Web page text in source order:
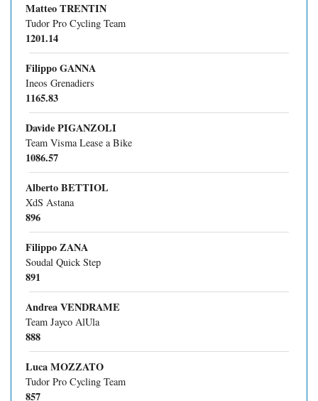
Matteo TRENTIN
Tudor Pro Cycling Team
1201.14
Filippo GANNA
Ineos Grenadiers
1165.83
Davide PIGANZOLI
Team Visma Lease a Bike
1086.57
Alberto BETTIOL
XdS Astana
896
Filippo ZANA
Soudal Quick Step
891
Andrea VENDRAME
Team Jayco AlUla
888
Luca MOZZATO
Tudor Pro Cycling Team
857